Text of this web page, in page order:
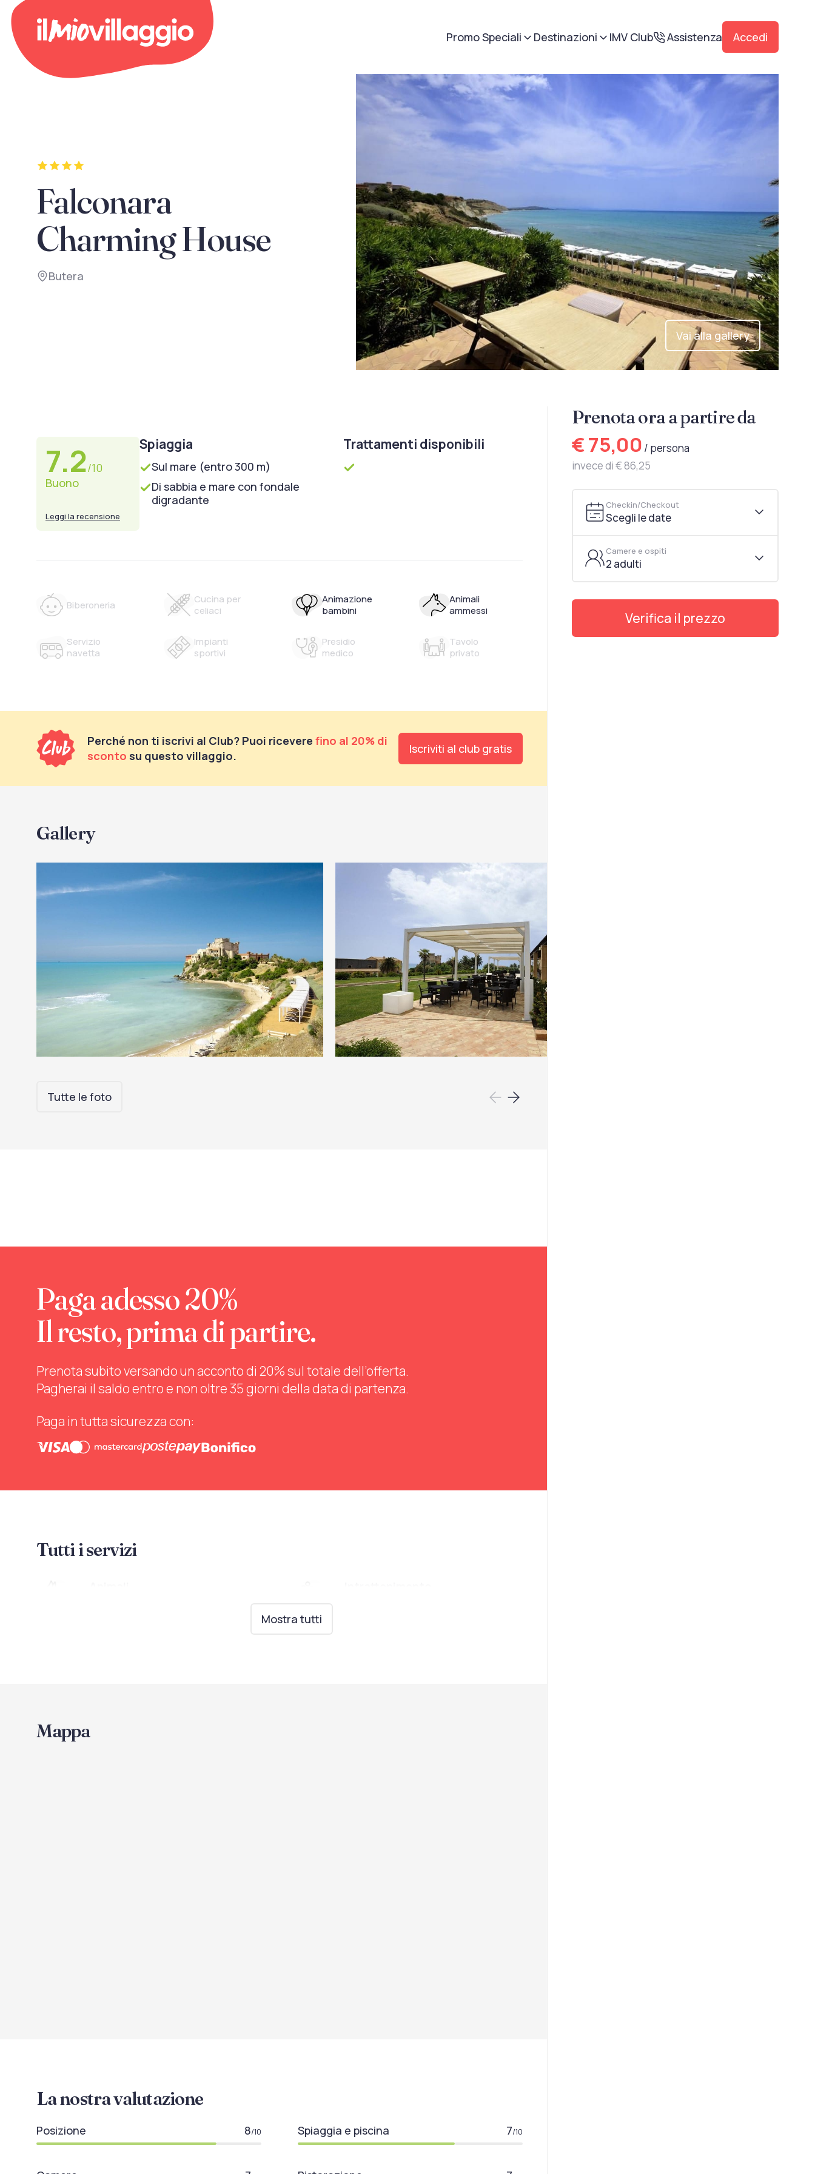
Promo Speciali Destinazioni IMV Club Assistenza Accedi
Vai alla gallery
Falconara
Charming House
Butera
Prenota ora a partire da
€ 75,00 / persona
invece di € 86,25
Checkin/Checkout
Scegli le date
Camere e ospiti
2 adulti
Verifica il prezzo
7.2/10
Buono
Leggi la recensione
Spiaggia
Sul mare (entro 300 m)
Di sabbia e mare con fondale
digradante
Trattamenti disponibili
Biberoneria
Cucina per
celiaci
Animazione
bambini
Animali
ammessi
Servizio
navetta
Impianti
sportivi
Presidio
medico
Tavolo
privato
Perché non ti iscrivi al Club? Puoi ricevere fino al 20% di
sconto su questo villaggio.
Iscriviti al club gratis
Gallery
Tutte le foto
Paga adesso 20%
Il resto, prima di partire.
Prenota subito versando un acconto di 20% sul totale dell’offerta.
Pagherai il saldo entro e non oltre 35 giorni della data di partenza.
Paga in tutta sicurezza con:
Tutti i servizi
Mostra tutti
Mappa
La nostra valutazione
Posizione 8/10 Spiaggia e piscina 7/10